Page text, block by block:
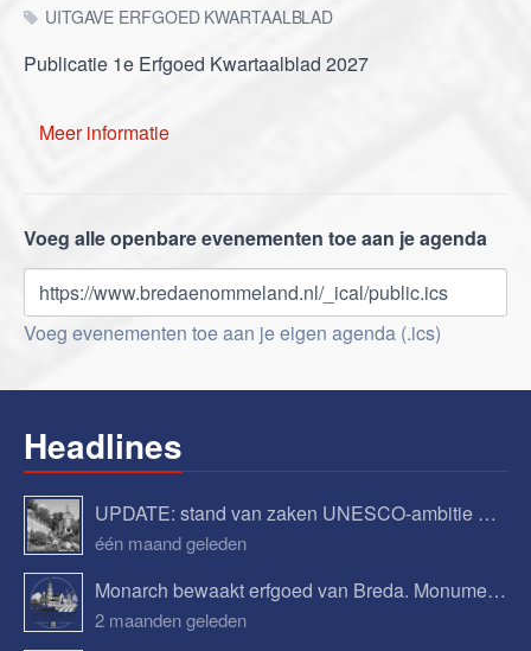
UITGAVE ERFGOED KWARTAALBLAD
Publicatie 1e Erfgoed Kwartaalblad 2027
Meer informatie
Voeg alle openbare evenementen toe aan je agenda
https://www.bredaenommeland.nl/_ical/public.ics
Voeg evenementen toe aan je eigen agenda (.ics)
Headlines
UPDATE: stand van zaken UNESCO-ambitie Begijnhof Breda
één maand geleden
Monarch bewaakt erfgoed van Breda. Monumenten, verhalen en toekomstplannen.
2 maanden geleden